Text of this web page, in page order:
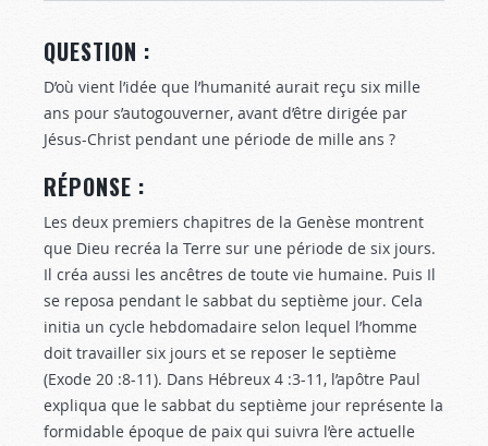
QUESTION :
D’où vient l’idée que l’humanité aurait reçu six mille
ans pour s’autogouverner, avant d’être dirigée par
Jésus-Christ pendant une période de mille ans ?
RÉPONSE :
Les deux premiers chapitres de la Genèse montrent
que Dieu recréa la Terre sur une période de six jours.
Il créa aussi les ancêtres de toute vie humaine. Puis Il
se reposa pendant le sabbat du septième jour. Cela
initia un cycle hebdomadaire selon lequel l’homme
doit travailler six jours et se reposer le septième
(Exode 20 :8-11). Dans Hébreux 4 :3-11 , l’apôtre Paul
expliqua que le sabbat du septième jour représente la
formidable époque de paix qui suivra l’ère actuelle